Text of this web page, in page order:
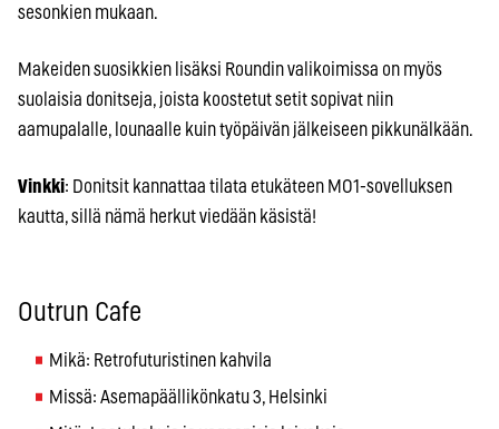
sesonkien mukaan.
Makeiden suosikkien lisäksi Roundin valikoimissa on myös
suolaisia donitseja, joista koostetut setit sopivat niin
aamupalalle, lounaalle kuin työpäivän jälkeiseen pikkunälkään.
Vinkki: Donitsit kannattaa tilata etukäteen MO1-sovelluksen
kautta, sillä nämä herkut viedään käsistä!
Outrun Cafe
Mikä: Retrofuturistinen kahvila
Missä: Asemapäällikönkatu 3, Helsinki